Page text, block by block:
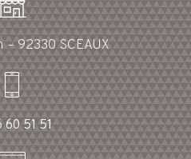
92330 SCEAUX
60 51 51